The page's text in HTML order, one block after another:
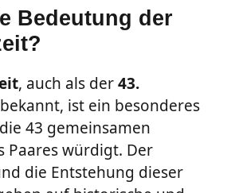
Bedeutung der
, auch als der43.
bekannt, ist ein besonderes
43 gemeinsamen
Paares würdigt. Der
die Entstehung dieser